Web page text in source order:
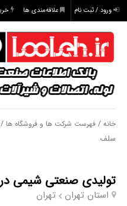
ورود / ثبت نام علاقه‌مندی ها
خانه /فهرست شرکت ها و فروشگاه ها
سلف
تولیدی صنعتی شیمی
استان تهران تهران